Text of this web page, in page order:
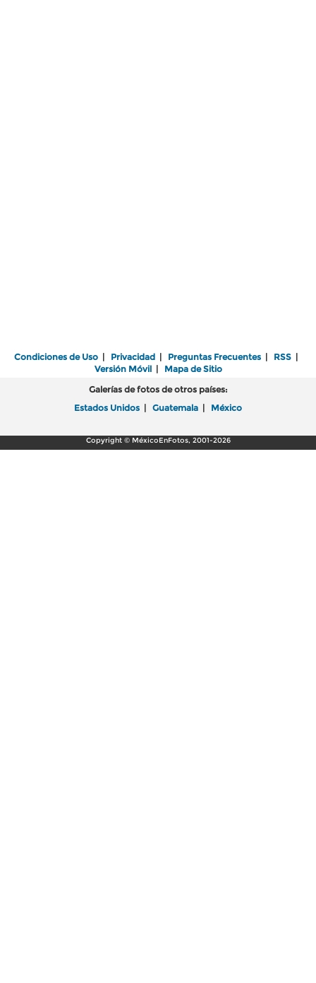
Condiciones de Uso | Privacidad | Preguntas Frecuentes | RSS |
Versión Móvil| Mapa de Sitio
Galerías de fotos de otros países:
Estados Unidos | Guatemala | México
Copyright © MéxicoEnFotos, 2001-2026